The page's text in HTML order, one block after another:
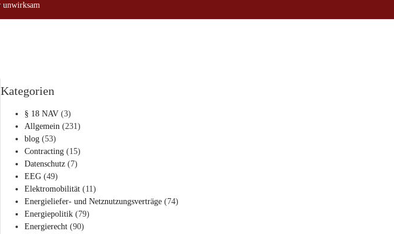
unwirksam
Kategorien
§ 18 NAV (3)
Allgemein (231)
blog (53)
Contracting (15)
Datenschutz (7)
EEG (49)
Elektromobilität (11)
Energieliefer- und Netznutzungsverträge (74)
Energiepolitik (79)
Energierecht (90)